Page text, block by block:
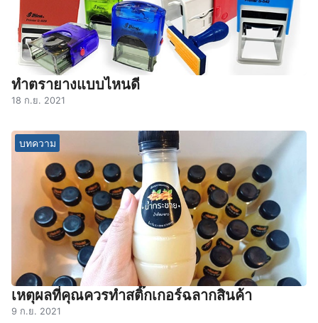
ทำตรายางแบบไหนดี
18 ก.ย. 2021
บทความ
เหตุผลที่คุณควรทำสติ๊กเกอร์ฉลากสินค้า
9 ก.ย. 2021